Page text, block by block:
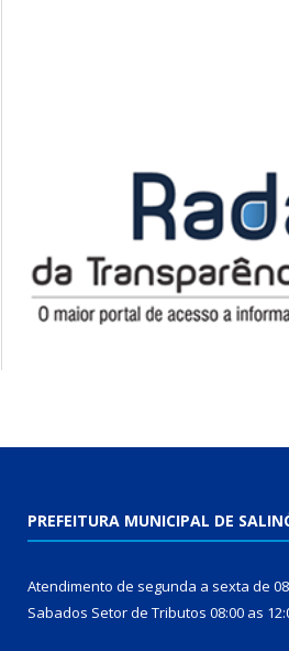
PREFEITURA MUNICIPAL DE
Atendimento de segunda a sexta de
Sabados Setor de Tributos 08:00 as